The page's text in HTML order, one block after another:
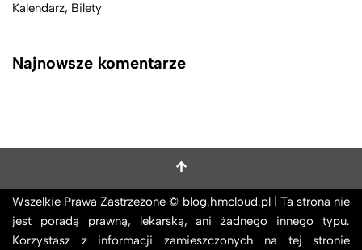
Kalendarz, Bilety
Najnowsze komentarze
Wszelkie Prawa Zastrzeżone © blog.hmcloud.pl | Ta strona nie
jest poradą prawną, lekarską, ani żadnego innego typu.
Korzystasz z informacji zamieszczonych na tej stronie